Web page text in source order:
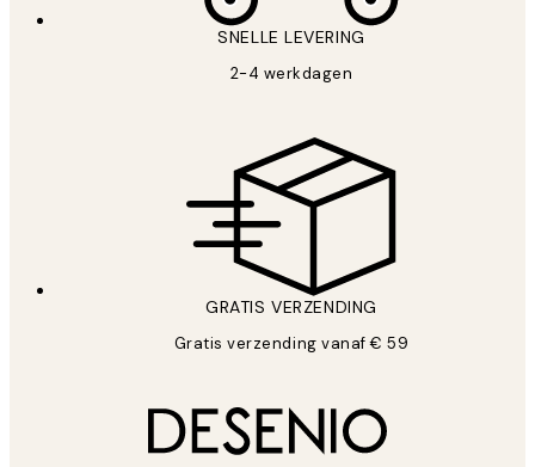
SNELLE LEVERING
2-4 werkdagen
GRATIS VERZENDING
Gratis verzending vanaf € 59